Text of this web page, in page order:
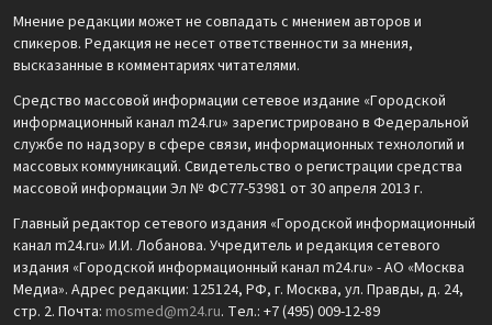
Мнение редакции может не совпадать с мнением авторов и
спикеров. Редакция не несет ответственности за мнения,
высказанные в комментариях читателями.
Средство массовой информации сетевое издание «Городской
информационный канал m24.ru» зарегистрировано в Федеральной
службе по надзору в сфере связи, информационных технологий и
массовых коммуникаций. Свидетельство о регистрации средства
массовой информации Эл № ФС77-53981 от 30 апреля 2013 г.
Главный редактор сетевого издания «Городской информационный
канал m24.ru» И.И. Лобанова. Учредитель и редакция сетевого
издания «Городской информационный канал m24.ru» - АО «Москва
Медиа». Адрес редакции: 125124, РФ, г. Москва, ул. Правды, д. 24,
стр. 2. Почта: mosmed@m24.ru. Тел.: +7 (495) 009-12-89